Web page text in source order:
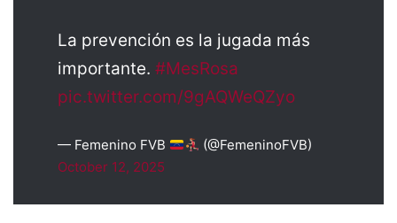
La prevención es la jugada más
importante. #MesRosa
pic.twitter.com/9gAQWeQZyo
— Femenino FVB
(@FemeninoFVB)
October 12, 2025